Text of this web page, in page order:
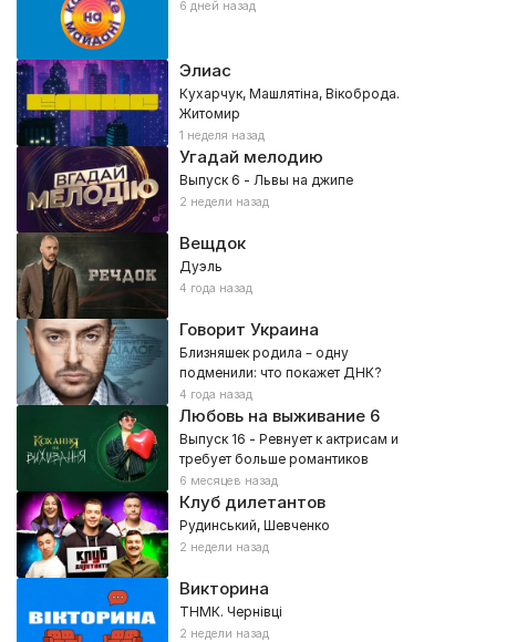
6 дней назад
Элиас
Кухарчук, Машлятіна, Вікоброда.
Житомир
1 неделя назад
Угадай мелодию
Выпуск 6 - Львы на джипе
2 недели назад
Вещдок
Дуэль
4 года назад
Говорит Украина
Близняшек родила – одну
подменили: что покажет ДНК?
4 года назад
Любовь на выживание6
Выпуск 16 - Ревнует к актрисам и
требует больше романтиков
6 месяцев назад
Клуб дилетантов
Рудинський, Шевченко
2 недели назад
Викторина
ТНМК. Чернівці
2 недели назад